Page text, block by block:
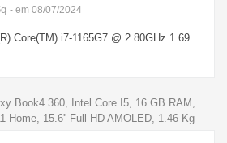
- em 08/07/2024
Core(TM) i7-1165G7 @ 2.80GHz 1.69
Book4 360, Intel Core I5, 16 GB RAM,
Home, 15.6'' Full HD AMOLED, 1.46 Kg